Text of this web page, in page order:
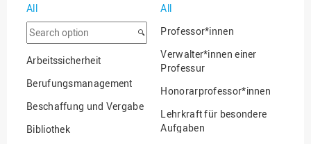
All
Search
option
Arbeitssicherheit
Berufungsmanagement
Beschaffung und Vergabe
Bibliothek
All
Professor*innen
Verwalter*innen einer
Professur
Honorarprofessor*innen
Lehrkraft für besondere
Aufgaben